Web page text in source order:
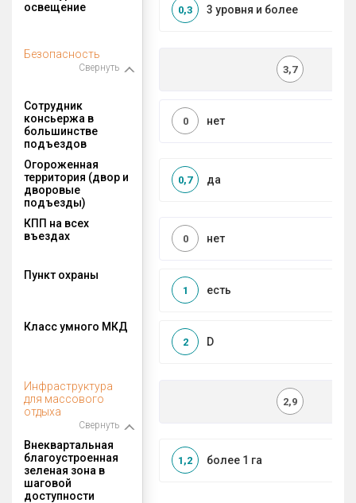
освещение
3 уровня и более
0,3
Безопасность
Свернуть 3,7
Сотрудник
консьержа в
большинстве
подъездов
нет
0
Огороженная
территория (двор и
дворовые
подъезды)
да
0,7
КПП на всех
въездах
нет
0
Пункт охраны
есть
1
Класс умного МКД
D
2
Инфраструктура
для массового
отдыха
Свернуть
2,9
Внеквартальная
благоустроенная
зеленая зона в
шаговой
доступности
более 1 га
1,2